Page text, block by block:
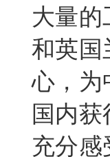
大量
和英国
心，为
国内
充分